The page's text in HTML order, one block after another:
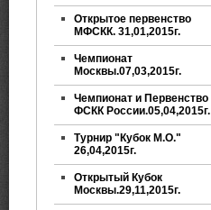
Открытое первенство
МФСКК. 31,01,2015г.
Чемпионат
Москвы.07,03,2015г.
Чемпионат и Первенство
ФСКК России.05,04,2015г.
Турнир "Кубок М.О."
26,04,2015г.
Открытый Кубок
Москвы.29,11,2015г.